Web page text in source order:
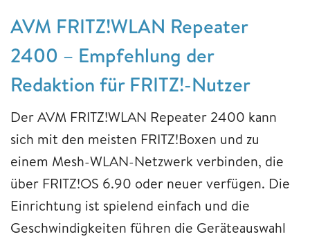
AVM FRITZ!WLAN Repeater
2400 – Empfehlung der
Redaktion für FRITZ!-Nutzer
Der AVM FRITZ!WLAN Repeater 2400 kann
sich mit den meisten FRITZ!Boxen und zu
einem Mesh-WLAN-Netzwerk verbinden, die
über FRITZ!OS 6.90 oder neuer verfügen. Die
Einrichtung ist spielend einfach und die
Geschwindigkeiten führen die Geräteauswahl